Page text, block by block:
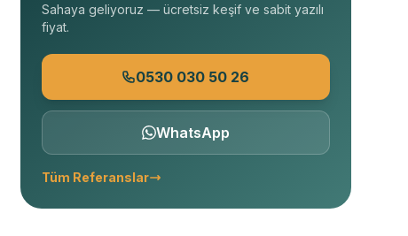
Sahaya geliyoruz — ücretsiz keşif ve sabit yazılı
fiyat.
0530 030 50 26
WhatsApp
Tüm Referanslar